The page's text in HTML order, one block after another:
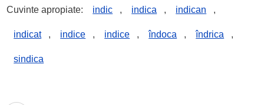
Cuvinte apropiate: indic , indica , indican ,
indicat , indice , indice , îndoca , îndrica ,
sindica